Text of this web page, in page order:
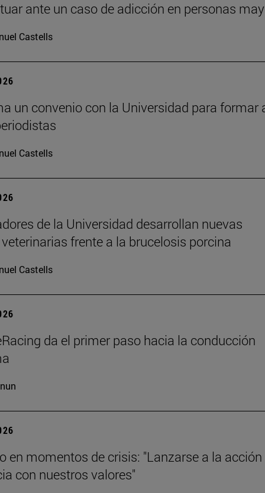
ante un caso de adicción en personas
Castells
un convenio con la Universidad para formar
Castells
de la Universidad desarrollan nuevas
frente a la brucelosis porcina
Castells
da el primer paso hacia la conducción
en momentos de crisis: "Lanzarse a la acción
con nuestros valores"